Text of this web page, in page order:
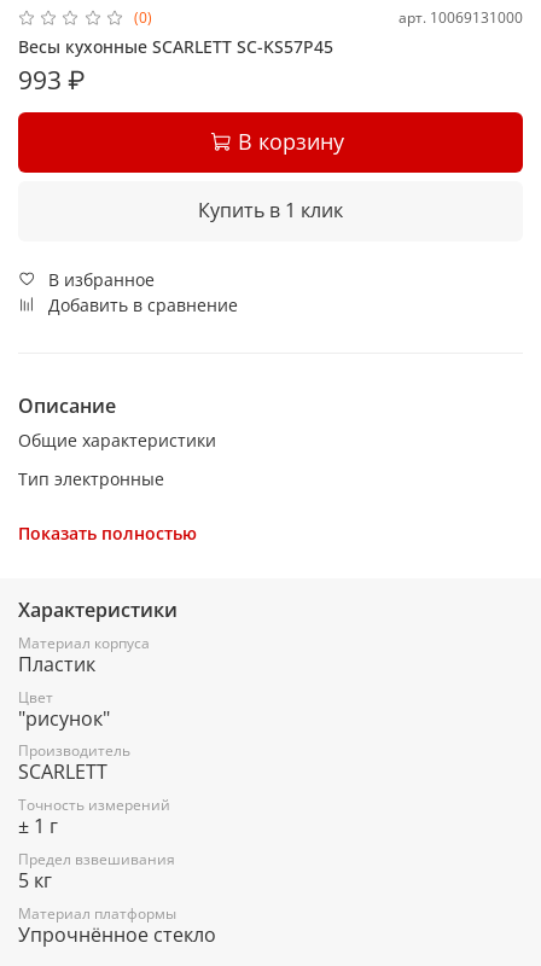
(0) арт. 10069131000
Весы кухонные SCARLETT SC-KS57P45
993 ₽
В корзину
Купить в 1 клик
В избранное
Добавить в сравнение
Описание
Общие характеристики
Тип электронные
Измерение объема жидкости есть
Отображение
Таймер нет
Часы нет
Тип элементов питания CR2032
Индикация заряда батареи есть
Индикация перегрузки есть
Автоматическое выключение есть
Показать полностью
Характеристики
Материал корпуса
Пластик
Цвет
"рисунок"
Производитель
SCARLETT
Точность измерений
± 1 г
Предел взвешивания
5 кг
Материал платформы
Упрочнённое стекло